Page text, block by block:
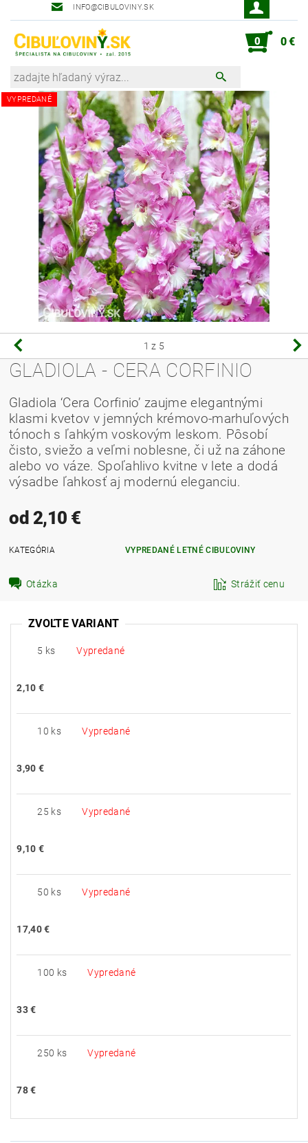
INFO@CIBULOVINY.SK
0 0 €
VYPREDANÉ
1 z 5
GLADIOLA - CERA CORFINIO
Gladiola ‘Cera Corfinio’ zaujme elegantnými
klasmi kvetov v jemných krémovo-marhuľových
tónoch s ľahkým voskovým leskom. Pôsobí
čisto, sviežo a veľmi noblesne, či už na záhone
alebo vo váze. Spoľahlivo kvitne v lete a dodá
výsadbe ľahkosť aj modernú eleganciu.
od 2,10 €
KATEGÓRIA VYPREDANÉ LETNÉ CIBUĽOVINY
Otázka Strážiť cenu
ZVOĽTE VARIANT
5 ks Vypredané
2,10 €
10 ks Vypredané
3,90 €
25 ks Vypredané
9,10 €
50 ks Vypredané
17,40 €
100 ks Vypredané
33 €
250 ks Vypredané
78 €
Robot zahradník Peter